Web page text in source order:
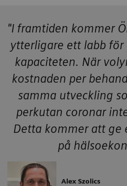
"I framtiden kommer
ytterligare ett labb
kapaciteten. När
kostnaden per
samma utveckling
perkutan coronar
Detta kommer att ge
på
Alex Szolics